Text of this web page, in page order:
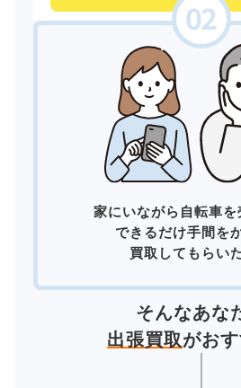
家にいながら自転車を
できるだけ手間を
買取してもらい
そんなあな
出張買取がおす